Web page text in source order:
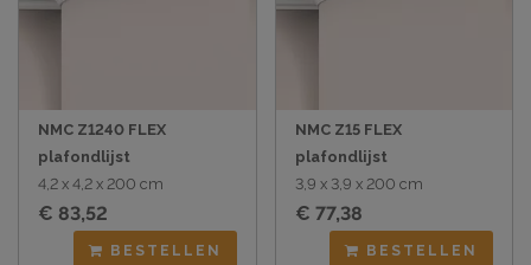
NMC Z1240 FLEX
plafondlijst
4,2 x 4,2 x 200 cm
€ 83,52
BESTELLEN
NMC Z15 FLEX
plafondlijst
3,9 x 3,9 x 200 cm
€ 77,38
BESTELLEN